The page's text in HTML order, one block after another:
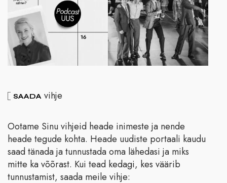
SAADA vihje
Ootame Sinu vihjeid heade inimeste ja nende
heade tegude kohta. Heade uudiste portaali kaudu
saad tänada ja tunnustada oma lähedasi ja miks
mitte ka võõrast. Kui tead kedagi, kes väärib
tunnustamist, saada meile vihje: